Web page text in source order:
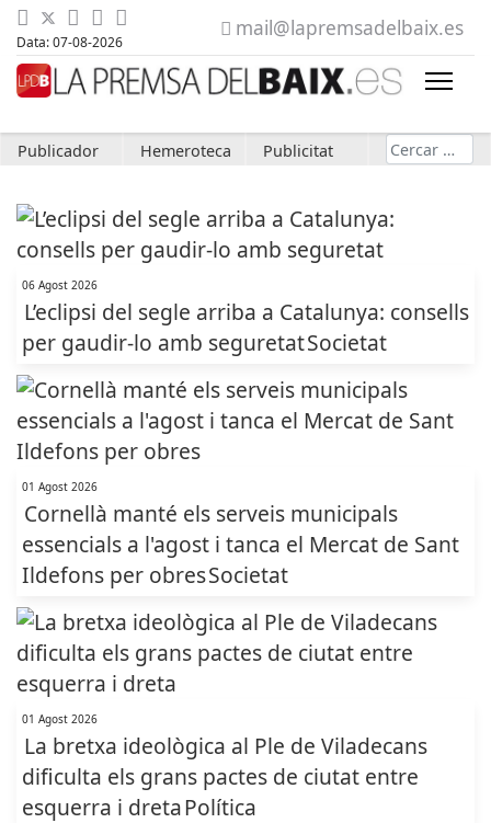
Data: 07-08-2026
mail@lapremsadelbaix.es
Publicador Hemeroteca Publicitat Cerca
06 Agost 2026
L’eclipsi del segle arriba a Catalunya: consells
per gaudir-lo amb seguretatSocietat
01 Agost 2026
Cornellà manté els serveis municipals
essencials a l'agost i tanca el Mercat de Sant
Ildefons per obresSocietat
01 Agost 2026
La bretxa ideològica al Ple de Viladecans
dificulta els grans pactes de ciutat entre
esquerra i dretaPolítica